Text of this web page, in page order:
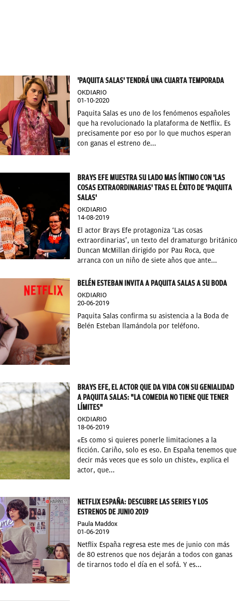
'PAQUITA SALAS' TENDRÁ UNA CUARTA TEMPORADA
OKDIARIO
01-10-2020
Paquita Salas es uno de los fenómenos españoles
que ha revolucionado la plataforma de Netflix. Es
precisamente por eso por lo que muchos esperan
con ganas el estreno de...
BRAYS EFE MUESTRA SU LADO MAS ÍNTIMO CON 'LAS
COSAS EXTRAORDINARIAS' TRAS EL ÉXITO DE 'PAQUITA
SALAS'
OKDIARIO
14-08-2019
El actor Brays Efe protagoniza ‘Las cosas
extraordinarias’, un texto del dramaturgo británico
Duncan McMillan dirigido por Pau Roca, que
arranca con un niño de siete años que ante...
BELÉN ESTEBAN INVITA A PAQUITA SALAS A SU BODA
OKDIARIO
20-06-2019
Paquita Salas confirma su asistencia a la Boda de
Belén Esteban llamándola por teléfono.
BRAYS EFE, EL ACTOR QUE DA VIDA CON SU GENIALIDAD
A PAQUITA SALAS: "LA COMEDIA NO TIENE QUE TENER
LÍMITES"
OKDIARIO
18-06-2019
«Es como si quieres ponerle limitaciones a la
ficción. Cariño, solo es eso. En España tenemos que
decir más veces que es solo un chiste», explica el
actor, que...
NETFLIX ESPAÑA: DESCUBRE LAS SERIES Y LOS
ESTRENOS DE JUNIO 2019
Paula Maddox
01-06-2019
Netflix España regresa este mes de junio con más
de 80 estrenos que nos dejarán a todos con ganas
de tirarnos todo el día en el sofá. Y es...